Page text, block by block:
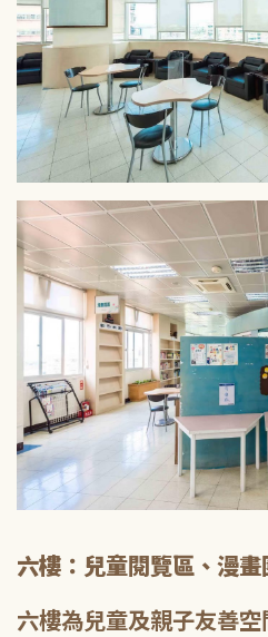
六樓：兒童閱覽區、漫
六樓為兒童及親子友善